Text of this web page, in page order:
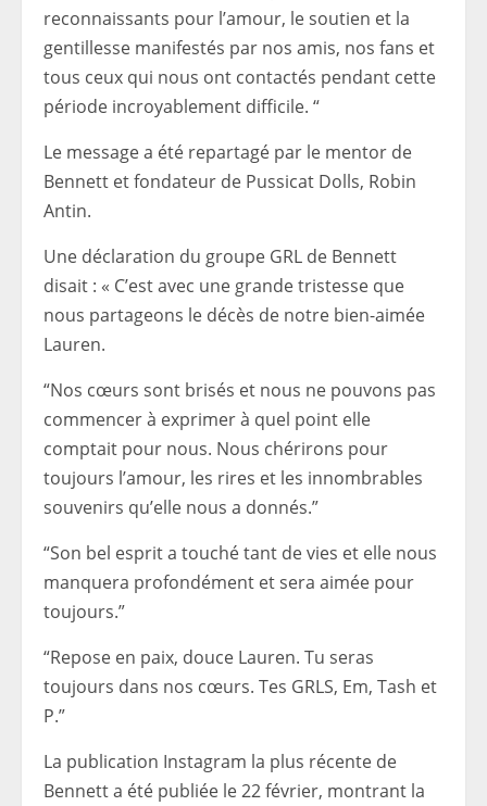
reconnaissants pour l’amour, le soutien et la
gentillesse manifestés par nos amis, nos fans et
tous ceux qui nous ont contactés pendant cette
période incroyablement difficile. “
Le message a été repartagé par le mentor de
Bennett et fondateur de Pussicat Dolls, Robin
Antin.
Une déclaration du groupe GRL de Bennett
disait : « C’est avec une grande tristesse que
nous partageons le décès de notre bien-aimée
Lauren.
“Nos cœurs sont brisés et nous ne pouvons pas
commencer à exprimer à quel point elle
comptait pour nous. Nous chérirons pour
toujours l’amour, les rires et les innombrables
souvenirs qu’elle nous a donnés.”
“Son bel esprit a touché tant de vies et elle nous
manquera profondément et sera aimée pour
toujours.”
“Repose en paix, douce Lauren. Tu seras
toujours dans nos cœurs. Tes GRLS, Em, Tash et
P.”
La publication Instagram la plus récente de
Bennett a été publiée le 22 février, montrant la